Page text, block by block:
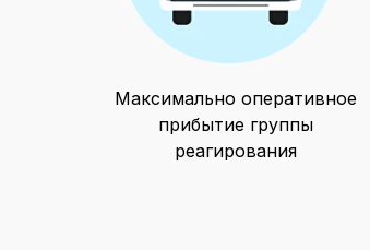
Максимально оперативное
прибытие группы
реагирования